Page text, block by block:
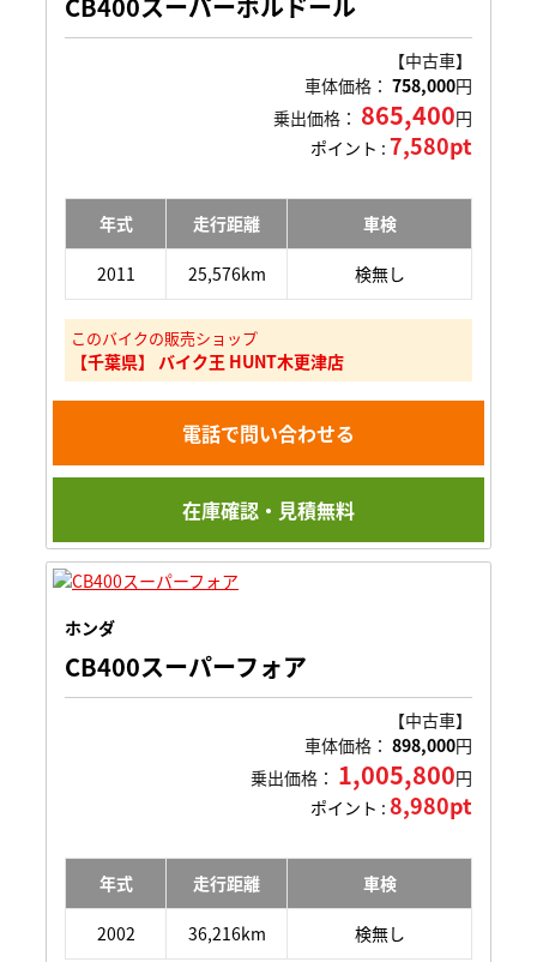
CB400スーパーボルドール
【中古車】
車体価格： 758,000円
乗出価格： 865,400円
ポイント : 7,580pt
年式 走行距離 車検
2011 25,576km 検無し
このバイクの販売ショップ
【千葉県】 バイク王 HUNT木更津店
電話で問い合わせる
在庫確認・見積無料
ホンダ
CB400スーパーフォア
【中古車】
車体価格： 898,000円
乗出価格： 1,005,800円
ポイント : 8,980pt
年式 走行距離 車検
2002 36,216km 検無し